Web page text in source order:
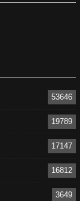
53646
19789
17147
16812
3649